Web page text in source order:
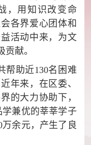
，用知识改变命
各界爱心团体和
活动中来，为文
献。
帮助近130名困难
年来，在区委、
的大力协助下，
学兼优的莘莘学子
余元，产生了良